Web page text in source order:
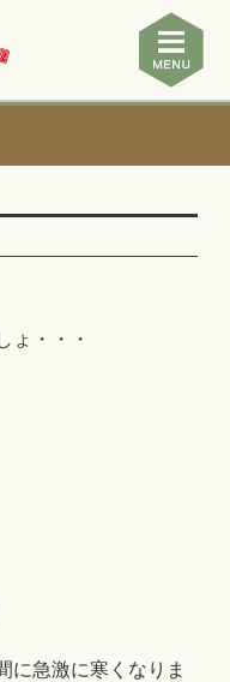
ょ・・・
に急激に寒くなりま